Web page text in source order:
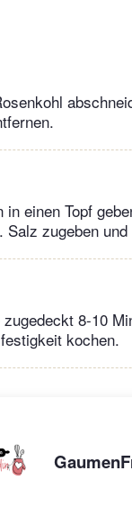
in einen Topf
Salz zugeben
8-10
kochen.